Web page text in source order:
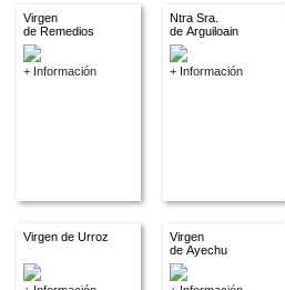
Virgen
de Remedios
+ Información
Ntra Sra.
de Arguiloain
+ Información
Virgen de Urroz
Virgen
de Ayechu